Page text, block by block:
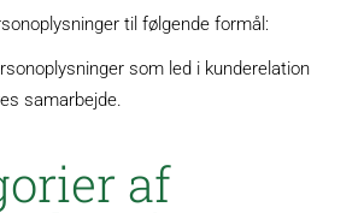
til følgende formål:
som led i kunderelation
samarbejde.
af